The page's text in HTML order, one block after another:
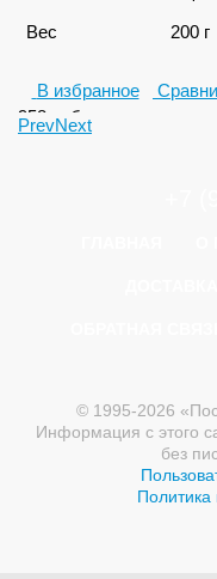
Вес
200 г
В избранное
958 руб.
PrevNext
© 1995-2026
Информация с этого
без
Политика